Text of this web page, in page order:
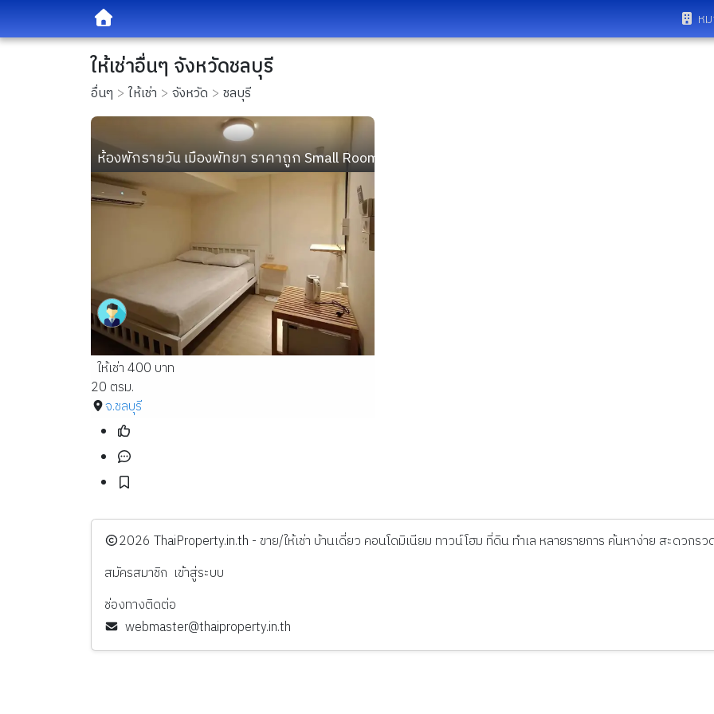
ห
ให้เช่าอื่นๆ จังหวัดชลบุรี
อื่นๆ ให้เช่า จังหวัด ชลบุรี
ห้องพักรายวัน เมืองพัทยา ราคาถูก Small Room ห้องพักพัทยาใต้
ให้เช่า 400 บาท
20 ตรม.
จ.ชลบุรี
️2026 ThaiProperty.in.th - ขาย/ให้เช่า บ้านเดี่ยว คอนโดมิเนียม ทาวน์โฮม ที่ดิน ทำเล หลายรายการ ค้นหาง่าย สะดวกรว
สมัครสมาชิก เข้าสู่ระบบ
ช่องทางติดต่อ
webmaster@thaiproperty.in.th